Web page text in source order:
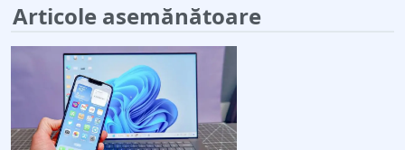
Articole asemănătoare